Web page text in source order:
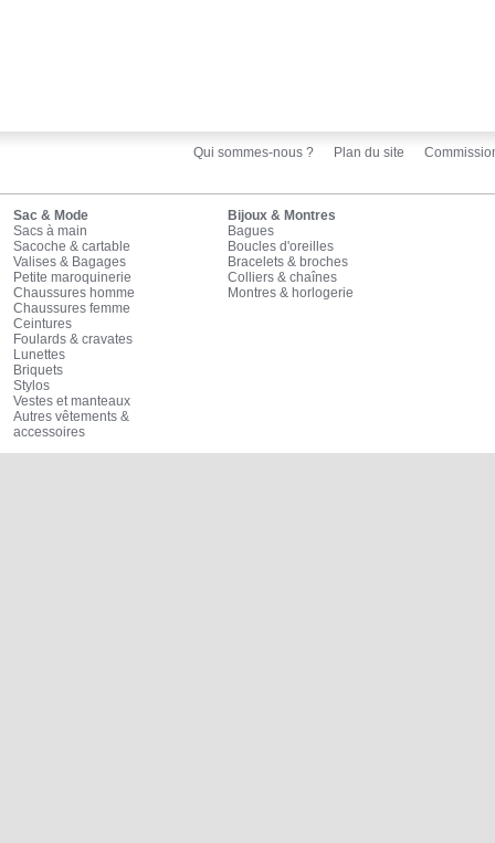
Qui sommes-nous ? Plan du site
Sac & Mode
Sacs à main
Sacoche & cartable
Valises & Bagages
Petite maroquinerie
Chaussures homme
Chaussures femme
Ceintures
Foulards & cravates
Lunettes
Briquets
Stylos
Vestes et manteaux
Autres vêtements &
accessoires
Bijoux & Montres
Bagues
Boucles d'oreilles
Bracelets & broches
Colliers & chaînes
Montres & horlogerie